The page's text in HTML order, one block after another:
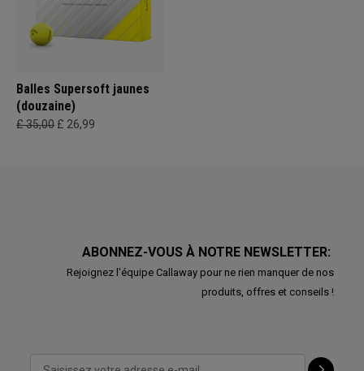
Balles Supersoft jaunes
(douzaine)
£ 35,00 £ 26,99
ABONNEZ-VOUS À NOTRE NEWSLETTER:
Rejoignez l'équipe Callaway pour ne rien manquer de nos
produits, offres et conseils !